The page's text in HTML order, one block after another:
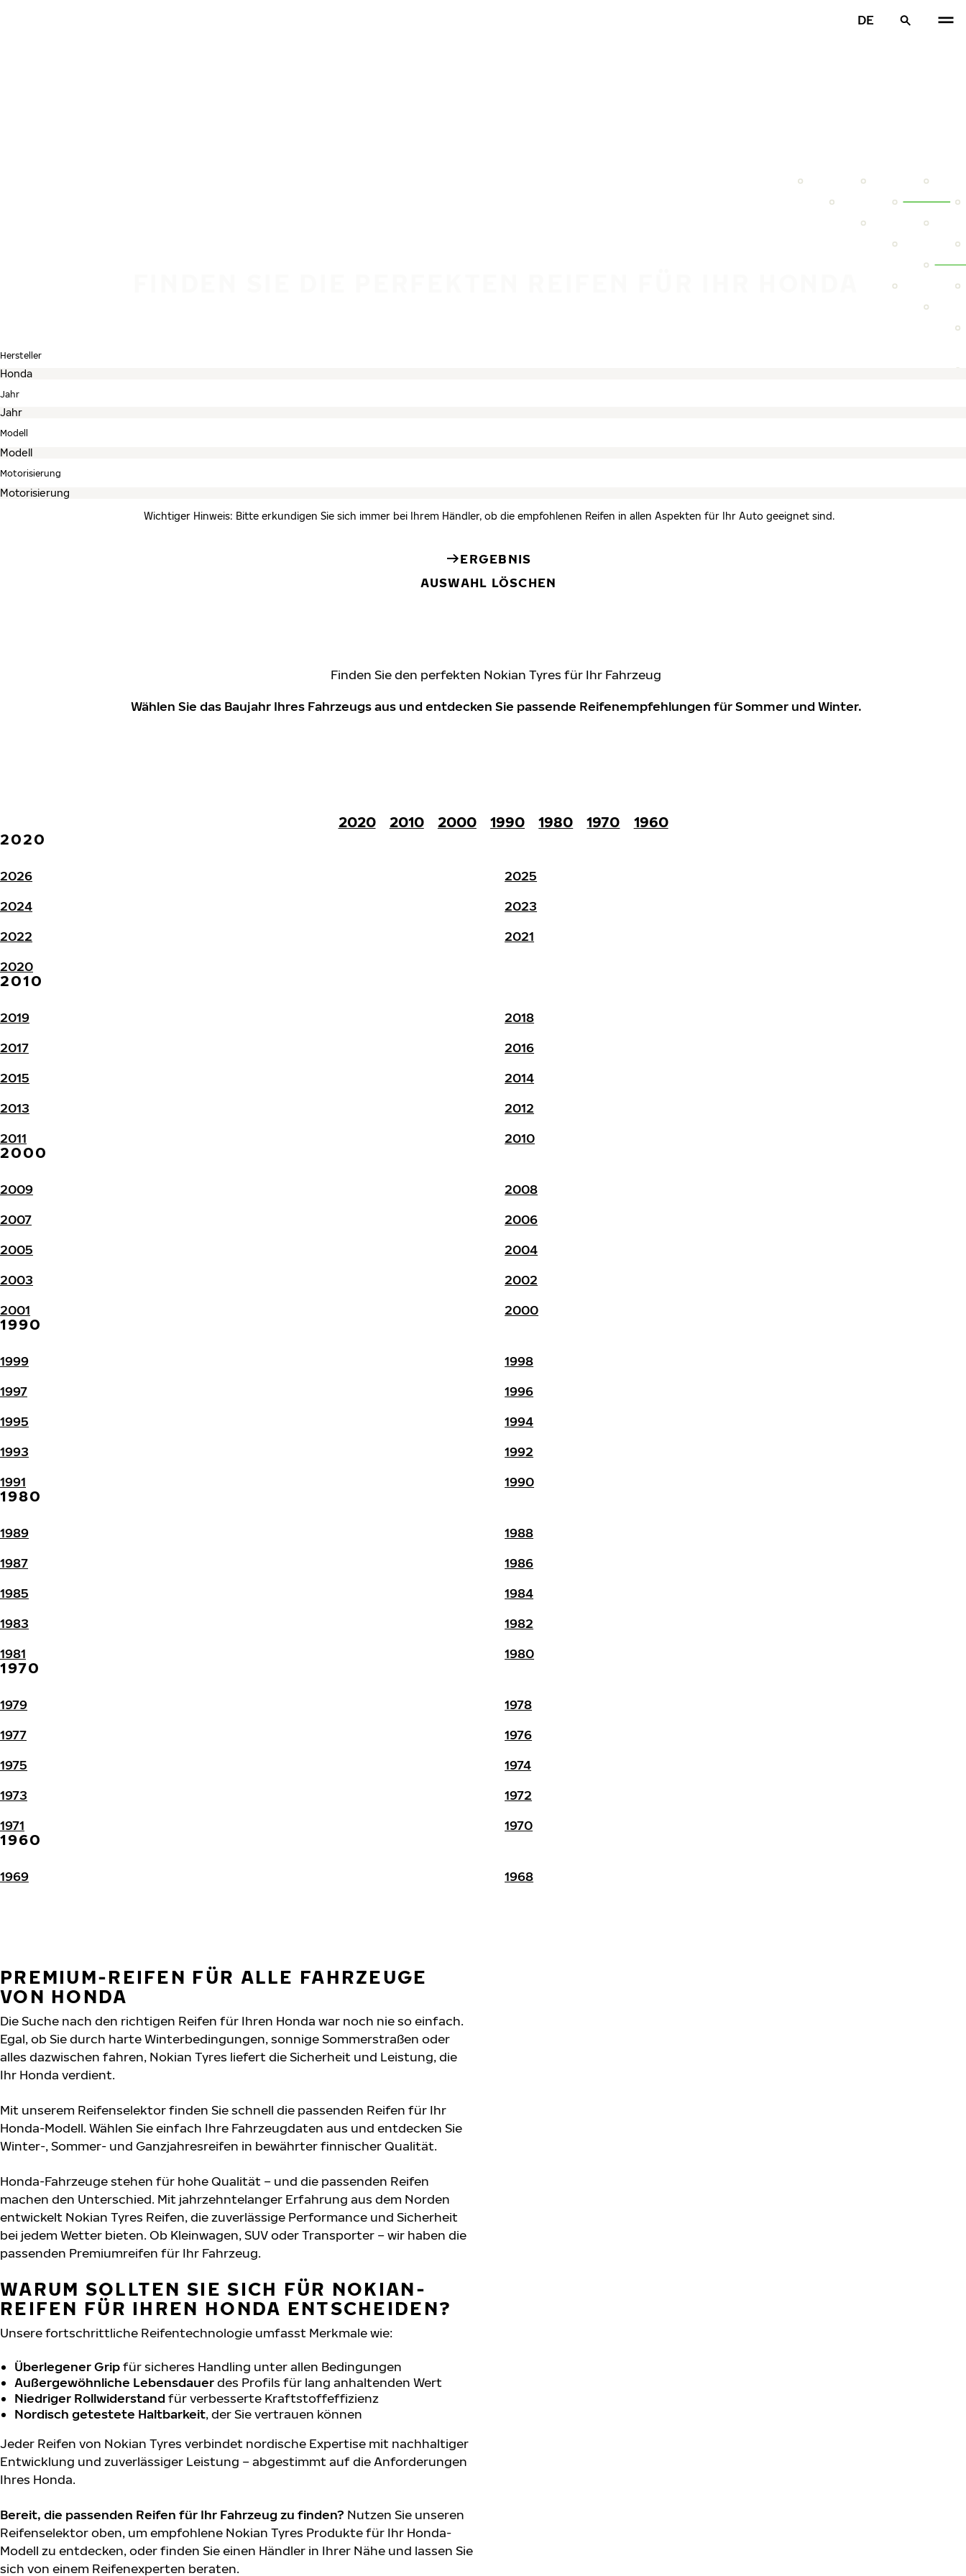
DE
Hersteller
Jahr
Modell
Motorisierung
Wichtiger Hinweis: Bitte erkundigen Sie sich immer bei Ihrem Händler, ob die empfohlenen Reifen in allen Aspekten für Ihr Auto geeignet sind.
ERGEBNIS
AUSWAHL LÖSCHEN
Finden Sie den perfekten Nokian Tyres für Ihr Fahrzeug
Wählen Sie das Baujahr Ihres Fahrzeugs aus und entdecken Sie passende Reifenempfehlungen für Sommer und Winter.
2020 2010 2000 1990 1980 1970
1960
2020
2026
2025
2024
2023
2022
2021
2020
2010
2019
2018
2017
2016
2015
2014
2013
2012
2011
2010
2000
2009
2008
2007
2006
2005
2004
2003
2002
2001
2000
1990
1999
1998
1997
1996
1995
1994
1993
1992
1991
1990
1980
1989
1988
1987
1986
1985
1984
1983
1982
1981
1980
1970
1979
1978
1977
1976
1975
1974
1973
1972
1971
1970
1960
1969 1968
PREMIUM-REIFEN FÜR ALLE FAHRZEUGE
VON HONDA
Die Suche nach den richtigen Reifen für Ihren Honda war noch nie so einfach.
Egal, ob Sie durch harte Winterbedingungen, sonnige Sommerstraßen oder
alles dazwischen fahren, Nokian Tyres liefert die Sicherheit und Leistung, die
Ihr Honda verdient.
Mit unserem Reifenselektor finden Sie schnell die passenden Reifen für Ihr
Honda-Modell. Wählen Sie einfach Ihre Fahrzeugdaten aus und entdecken Sie
Winter-, Sommer- und Ganzjahresreifen in bewährter finnischer Qualität.
Honda-Fahrzeuge stehen für hohe Qualität – und die passenden Reifen
machen den Unterschied. Mit jahrzehntelanger Erfahrung aus dem Norden
entwickelt Nokian Tyres Reifen, die zuverlässige Performance und Sicherheit
bei jedem Wetter bieten. Ob Kleinwagen, SUV oder Transporter – wir haben die
passenden Premiumreifen für Ihr Fahrzeug.
WARUM SOLLTEN SIE SICH FÜR NOKIAN-
REIFEN FÜR IHREN HONDA ENTSCHEIDEN?
Unsere fortschrittliche Reifentechnologie umfasst Merkmale wie:
Überlegener Gripfür sicheres Handling unter allen Bedingungen
Außergewöhnliche Lebensdauerdes Profils für lang anhaltenden Wert
Niedriger Rollwiderstand für verbesserte Kraftstoffeffizienz
Nordisch getestete Haltbarkeit, der Sie vertrauen können
Jeder Reifen von Nokian Tyres verbindet nordische Expertise mit nachhaltiger
Entwicklung und zuverlässiger Leistung – abgestimmt auf die Anforderungen
Ihres Honda.
Bereit, die passenden Reifen für Ihr Fahrzeug zu finden? Nutzen Sie unseren
Reifenselektor oben, um empfohlene Nokian Tyres Produkte für Ihr Honda-
Modell zu entdecken, oder finden Sie einen Händler in Ihrer Nähe und lassen Sie
sich von einem Reifenexperten beraten.